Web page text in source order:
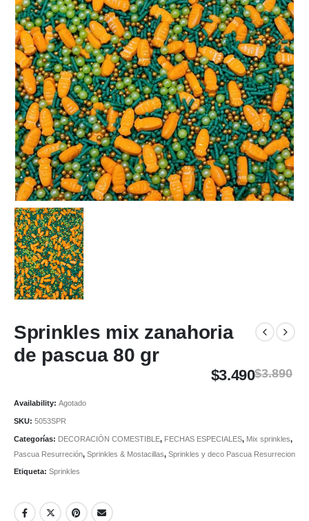
Sprinkles mix zanahoria
de pascua 80 gr
$3.890
$3.490
Availability: Agotado
SKU: 5053SPR
Categorías: DECORACIÓN COMESTIBLE, FECHAS ESPECIALES, Mix sprinkles,
Pascua Resurreción, Sprinkles & Mostacillas, Sprinkles y deco Pascua Resurrecion
Etiqueta: Sprinkles